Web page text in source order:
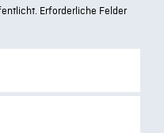
Erforderliche Felder